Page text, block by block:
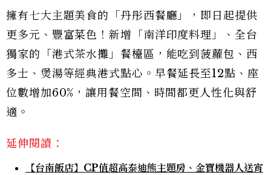
擁有七大主題美食的「丹彤西餐廳」，即日起提供
更多元、豐富菜色！新增「南洋印度料理」、全台
獨家的「港式茶水攤」餐檯區，能吃到菠蘿包、西
多士、煲湯等經典港式點心。早餐延長至12點、座
位數增加60%，讓用餐空間、時間都更人性化與舒
適。
延伸閱讀：
【台南飯店】CP值超高泰迪熊主題房、金寶機器人送宵